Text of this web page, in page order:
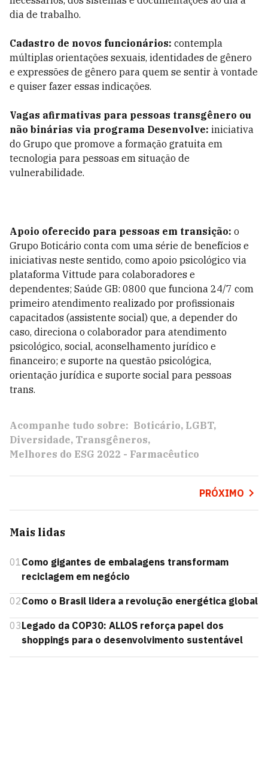
dia de trabalho.
Cadastro de novos funcionários: contempla
múltiplas orientações sexuais, identidades de gênero
e expressões de gênero para quem se sentir à vontade
e quiser fazer essas indicações.
Vagas afirmativas para pessoas transgênero ou
não binárias via programa Desenvolve: iniciativa
do Grupo que promove a formação gratuita em
tecnologia para pessoas em situação de
vulnerabilidade.
Apoio oferecido para pessoas em transição: o
Grupo Boticário conta com uma série de benefícios e
iniciativas neste sentido, como apoio psicológico via
plataforma Vittude para colaboradores e
dependentes; Saúde GB: 0800 que funciona 24/7 com
primeiro atendimento realizado por profissionais
capacitados (assistente social) que, a depender do
caso, direciona o colaborador para atendimento
psicológico, social, aconselhamento jurídico e
financeiro; e suporte na questão psicológica,
orientação jurídica e suporte social para pessoas
trans.
Acompanhe tudo sobre: Boticário LGBT
Diversidade Transgêneros
Melhores do ESG 2022 - Farmacêutico
PRÓXIMO
Mais lidas
01Como gigantes de embalagens transformam
reciclagem em negócio
02Como o Brasil lidera a revolução energética global
03Legado da COP30: ALLOS reforça papel dos
shoppings para o desenvolvimento sustentável